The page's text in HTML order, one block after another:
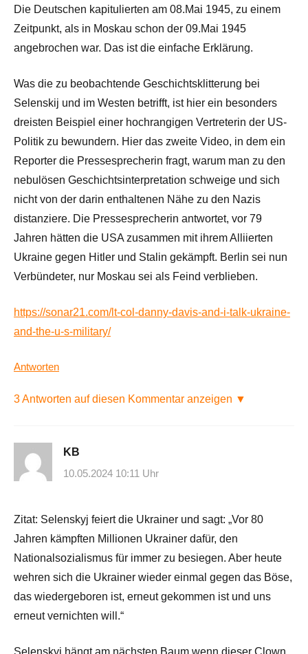
Die Deutschen kapitulierten am 08.Mai 1945, zu einem
Zeitpunkt, als in Moskau schon der 09.Mai 1945
angebrochen war. Das ist die einfache Erklärung.
Was die zu beobachtende Geschichtsklitterung bei
Selenskij und im Westen betrifft, ist hier ein besonders
dreisten Beispiel einer hochrangigen Vertreterin der US-
Politik zu bewundern. Hier das zweite Video, in dem ein
Reporter die Pressesprecherin fragt, warum man zu den
nebulösen Geschichtsinterpretation schweige und sich
nicht von der darin enthaltenen Nähe zu den Nazis
distanziere. Die Pressesprecherin antwortet, vor 79
Jahren hätten die USA zusammen mit ihrem Alliierten
Ukraine gegen Hitler und Stalin gekämpft. Berlin sei nun
Verbündeter, nur Moskau sei als Feind verblieben.
https://sonar21.com/lt-col-danny-davis-and-i-talk-ukraine-
and-the-u-s-military/
Antworten
3 Antworten auf diesen Kommentar anzeigen ▼
KB
10.05.2024 10:11 Uhr
Zitat: Selenskyj feiert die Ukrainer und sagt: „Vor 80
Jahren kämpften Millionen Ukrainer dafür, den
Nationalsozialismus für immer zu besiegen. Aber heute
wehren sich die Ukrainer wieder einmal gegen das Böse,
das wiedergeboren ist, erneut gekommen ist und uns
erneut vernichten will.“